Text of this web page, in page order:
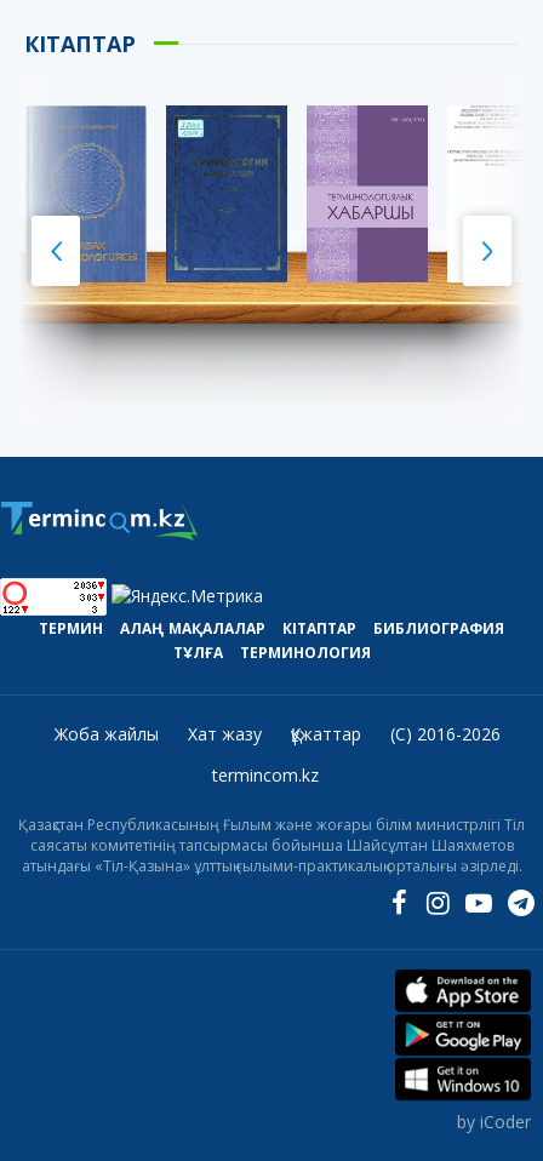
КІТАПТАР
ТЕРМИН АЛАҢ МАҚАЛАЛАР КІТАПТАР
БИБЛИОГРАФИЯ
ТҰЛҒА
ТЕРМИНОЛОГИЯ
Жоба жайлы Хат жазу Құжаттар
(C) 2016-2026
termincom.kz
Қазақстан Республикасының Ғылым және жоғары білім министрлігі Тіл
саясаты комитетінің тапсырмасы бойынша Шайсұлтан Шаяхметов
атындағы «Тіл-Қазына» ұлттық ғылыми-практикалық орталығы әзірледі.
by iCoder